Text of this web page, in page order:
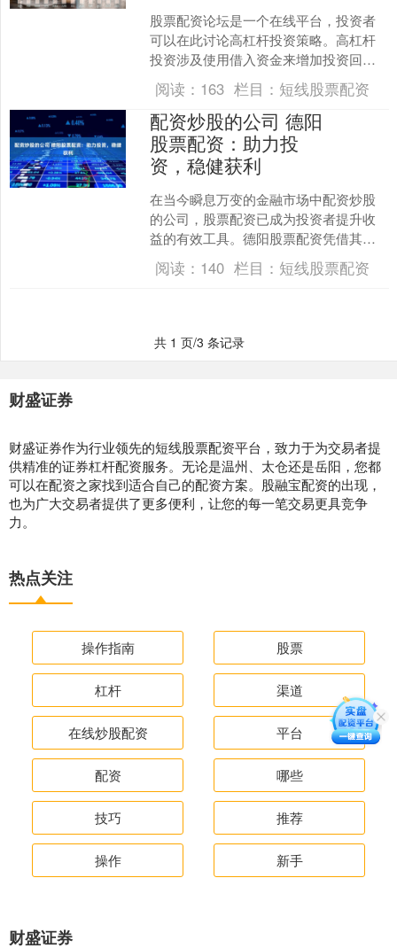
股票配资论坛是一个在线平台，投资者
可以在此讨论高杠杆投资策略。高杠杆
投资涉及使用借入资金来增加投资回
报。虽然高杠杆投资可以放大收益，但
它也增加了风险。 配资的杠....
阅读： 163 栏目： 短线股票配资
配资炒股的公司 德阳
股票配资：助力投
资，稳健获利
在当今瞬息万变的金融市场中配资炒股
的公司，股票配资已成为投资者提升收
益的有效工具。德阳股票配资凭借其专
业的服务和稳健的策略，为投资者提供
助力，助其稳健获利。 与....
阅读： 140 栏目： 短线股票配资
共 1 页/3 条记录
财盛证券
财盛证券作为行业领先的短线股票配资平台，致力于为交易者提
供精准的证券杠杆配资服务。无论是温州、太仓还是岳阳，您都
可以在配资之家找到适合自己的配资方案。股融宝配资的出现，
也为广大交易者提供了更多便利，让您的每一笔交易更具竞争
力。
热点关注
操作指南 股票
杠杆 渠道
在线炒股配资 平台
配资 哪些
技巧 推荐
操作 新手
财盛证券